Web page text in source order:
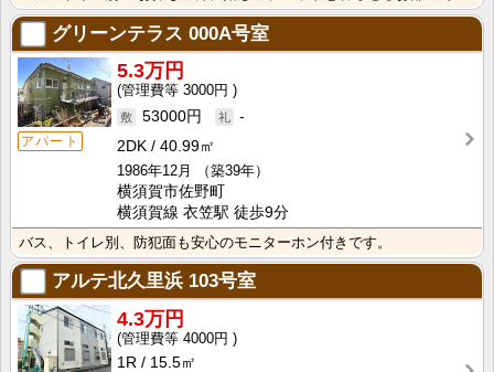
グリーンテラス 000A号室
アパート
5.3万円
3000円
53000円
-
2DK
40.99㎡
1986年12月
（築39年）
横須賀市佐野町
横須賀線 衣笠駅 徒歩9分
バス、トイレ別、防犯面も安心のモニターホン付きです。
アルテ北久里浜 103号室
4.3万円
4000円
1R
15.5㎡